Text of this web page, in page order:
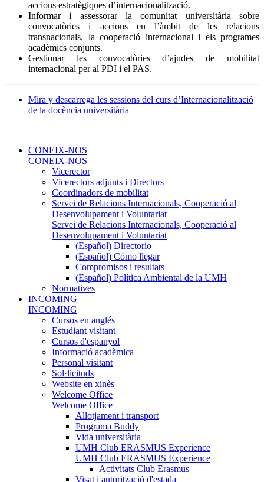
accions estratègiques d’internacionalització.
Informar i assessorar la comunitat universitària sobre
convocatòries i accions en l’àmbit de les relacions
transnacionals, la cooperació internacional i els programes
acadèmics conjunts.
Gestionar les convocatòries d’ajudes de mobilitat
internacional per al PDI i el PAS.
Mira y descarrega les sessions del curs d’Internacionalització
de la docència universitària
CONEIX-NOS
CONEIX-NOS
Vicerector
Vicerectors adjunts i Directors
Coordinadors de mobilitat
Servei de Relacions Internacionals, Cooperació al
Desenvolupament i Voluntariat
Servei de Relacions Internacionals, Cooperació al
Desenvolupament i Voluntariat
(Español) Directorio
(Español) Cómo llegar
Compromisos i resultats
(Español) Política Ambiental de la UMH
Normatives
INCOMING
INCOMING
Cursos en anglés
Estudiant visitant
Cursos d'espanyol
Informació acadèmica
Personal visitant
Sol·licituds
Website en xinès
Welcome Office
Welcome Office
Allotjament i transport
Programa Buddy
Vida universitària
UMH Club ERASMUS Experience
UMH Club ERASMUS Experience
Activitats Club Erasmus
Visat i autorització d'estada